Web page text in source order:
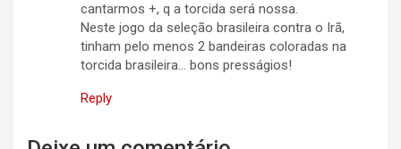
cantarmos +, q a torcida será nossa.
Neste jogo da seleção brasileira contra o Irã,
tinham pelo menos 2 bandeiras coloradas na
torcida brasileira… bons presságios!
Reply